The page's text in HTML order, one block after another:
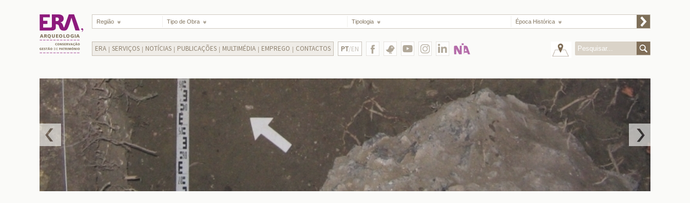
Região Tipo de Obra Tipologia Época Histórica
ERA SERVIÇOS NOTÍCIAS PUBLICAÇÕES MULTIMÉDIA EMPREGO CONTACTOS PT/EN